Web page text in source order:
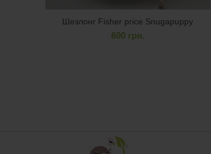
Шезлонг Fisher price Snugapuppy
600 грн.